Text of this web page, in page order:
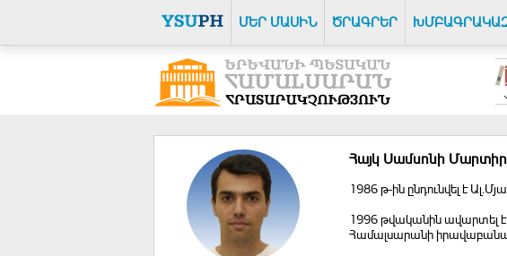
ՄԵՐ ՄԱՍԻՆ ԾՐԱԳՐԵՐ
Հայկ Սամսոնի
1986 թ-ին ընդունվել է
1996 թվականին ավարտել
Համալսարանի